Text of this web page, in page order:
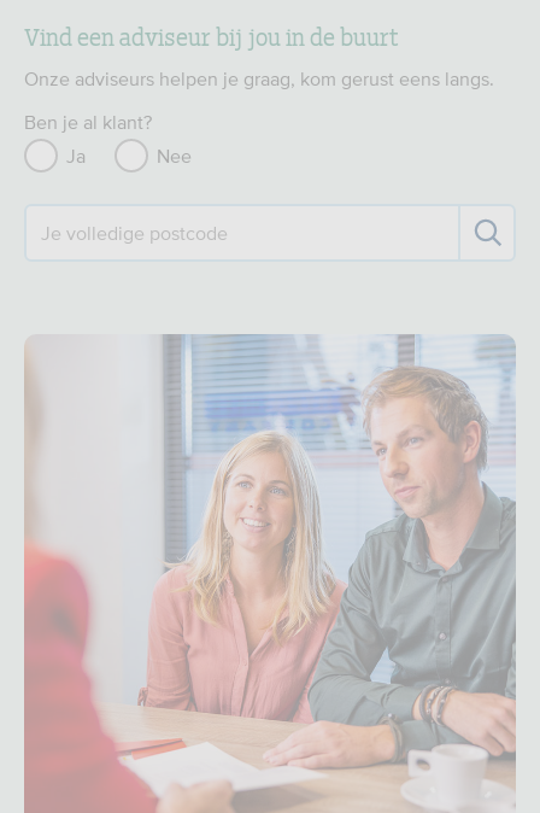
Vind een adviseur bij jou in de buurt
Onze adviseurs helpen je graag, kom gerust eens langs.
Ben je al klant?
Ja
Nee
Je volledige postcode